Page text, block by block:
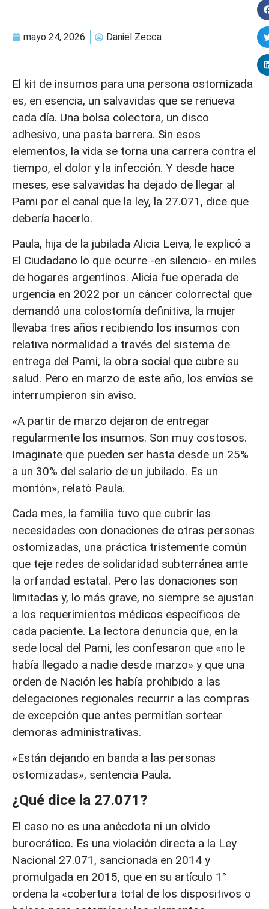
mayo 24, 2026 Daniel Zecca
El kit de insumos para una persona ostomizada
es, en esencia, un salvavidas que se renueva
cada día. Una bolsa colectora, un disco
adhesivo, una pasta barrera. Sin esos
elementos, la vida se torna una carrera contra el
tiempo, el dolor y la infección. Y desde hace
meses, ese salvavidas ha dejado de llegar al
Pami por el canal que la ley, la 27.071, dice que
debería hacerlo.
Paula, hija de la jubilada Alicia Leiva, le explicó a
El Ciudadano lo que ocurre -en silencio- en miles
de hogares argentinos. Alicia fue operada de
urgencia en 2022 por un cáncer colorrectal que
demandó una colostomía definitiva, la mujer
llevaba tres años recibiendo los insumos con
relativa normalidad a través del sistema de
entrega del Pami, la obra social que cubre su
salud. Pero en marzo de este año, los envíos se
interrumpieron sin aviso.
«A partir de marzo dejaron de entregar
regularmente los insumos. Son muy costosos.
Imaginate que pueden ser hasta desde un 25%
a un 30% del salario de un jubilado. Es un
montón», relató Paula.
Cada mes, la familia tuvo que cubrir las
necesidades con donaciones de otras personas
ostomizadas, una práctica tristemente común
que teje redes de solidaridad subterránea ante
la orfandad estatal. Pero las donaciones son
limitadas y, lo más grave, no siempre se ajustan
a los requerimientos médicos específicos de
cada paciente. La lectora denuncia que, en la
sede local del Pami, les confesaron que «no le
había llegado a nadie desde marzo» y que una
orden de Nación les había prohibido a las
delegaciones regionales recurrir a las compras
de excepción que antes permitían sortear
demoras administrativas.
«Están dejando en banda a las personas
ostomizadas», sentencia Paula.
¿Qué dice la 27.071?
El caso no es una anécdota ni un olvido
burocrático. Es una violación directa a la Ley
Nacional 27.071, sancionada en 2014 y
promulgada en 2015, que en su artículo 1°
ordena la «cobertura total de los dispositivos o